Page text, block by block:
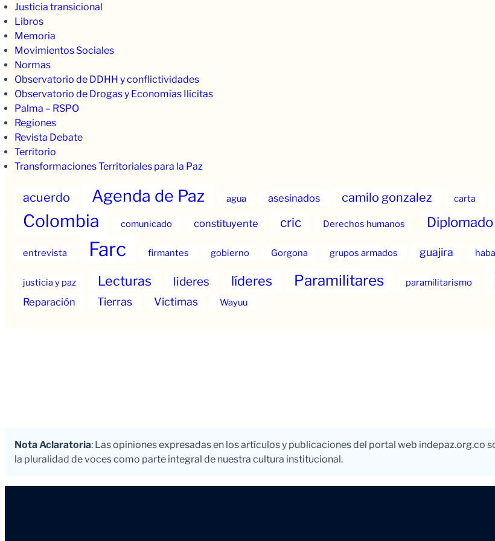
Justicia transicional
Libros
Memoria
Movimientos Sociales
Normas
Observatorio de DDHH y conflictividades
Observatorio de Drogas y Economías Ilícitas
Palma – RSPO
Regiones
Revista Debate
Territorio
Transformaciones Territoriales para la Paz
acuerdo Agenda de Paz agua asesinados camilo gonzalez carta
Colombia comunicado constituyente cric Derechos humanos Diplomado
entrevista Farc firmantes gobierno Gorgona grupos armados guajira
justicia y paz Lecturas lideres líderes Paramilitares paramilitarismo
Reparación Tierras Victimas Wayuu
Nota Aclaratoria: Las opiniones expresadas en los artículos y publicaciones del portal web indepaz.org.co
la pluralidad de voces como parte integral de nuestra cultura institucional.